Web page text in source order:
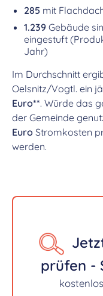
285 mit
1.239 Gebäude
eingestuft
Jahr)
Im Durchschnitt
Oelsnitz/Vogtl. ein
Euro**. Würde das
der Gemeinde
Euro Stromkosten
werden.
prüfen -